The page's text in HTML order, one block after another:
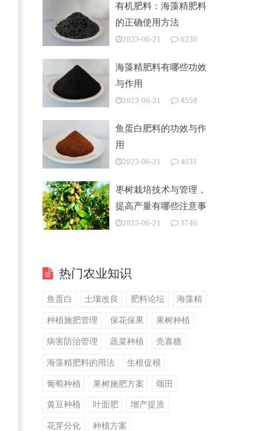
有机肥料：海藻精肥料
的正确使用方法
2023-06-21 6230
海藻精肥料有哪些功效
与作用
2023-06-21 4558
鱼蛋白肥料的功效与作
用
2023-06-21 4031
枣树栽培技术与管理，
提高产量有哪些注意事
项2023-06-21 3746
热门农业知识
鱼蛋白 土壤改良 肥料论坛 海藻精
种植施肥管理 保花保果 果树种植
病害防治管理 蔬菜种植 壳寡糖
海藻精肥料的用法 生根促根
葡萄种植 果树施肥方案 颂田
黄豆种植 叶面肥 增产提质
花芽分化 种植方案